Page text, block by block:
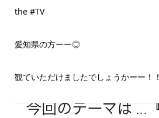
the #TV
愛知県の方ーー◎
観ていただけましたでしょうかーー！！